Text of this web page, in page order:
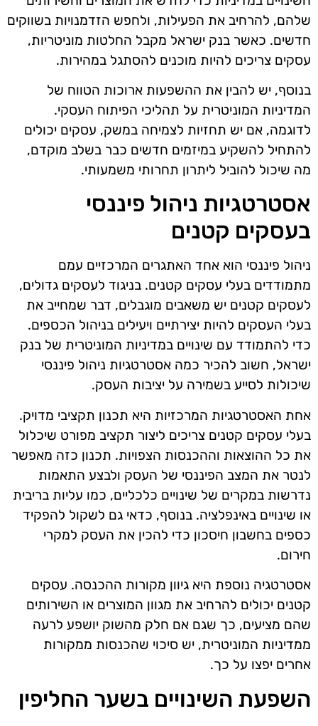
שלהם, להרחיב את הפעילות, ולחפש הזדמנויות בשווקים
חדשים. כאשר בנק ישראל מקבל החלטות מוניטריות,
עסקים צריכים להיות מוכנים להסתגל במהירות.
בנוסף, יש להבין את ההשפעות ארוכות הטווח של
המדיניות המוניטרית על תהליכי הפיתוח העסקי.
לדוגמה, אם יש תחזיות לצמיחה במשק, עסקים יכולים
להתחיל להשקיע במיזמים חדשים כבר בשלב מוקדם,
מה שיכול להוביל ליתרון תחרותי משמעותי.
אסטרטגיות ניהול פיננסי
בעסקים קטנים
ניהול פיננסי הוא אחד האתגרים המרכזיים עמם
מתמודדים בעלי עסקים קטנים. בניגוד לעסקים גדולים,
לעסקים קטנים יש משאבים מוגבלים, דבר שמחייב את
בעלי העסקים להיות יצירתיים ויעילים בניהול הכספים.
כדי להתמודד עם שינויים במדיניות המוניטרית של בנק
ישראל, חשוב להכיר כמה אסטרטגיות ניהול פיננסי
שיכולות לסייע בשמירה על יציבות העסק.
אחת האסטרטגיות המרכזיות היא תכנון תקציבי מדויק.
בעלי עסקים קטנים צריכים ליצור תקציב מפורט שיכלול
את כל ההוצאות וההכנסות הצפויות. תכנון כזה מאפשר
לנטר את המצב הפיננסי של העסק ולבצע התאמות
נדרשות במקרים של שינויים כלכליים, כמו עליות בריבית
או שינויים באינפלציה. בנוסף, כדאי גם לשקול להפקיד
כספים בחשבון חיסכון כדי להכין את העסק למקרי
חירום.
אסטרטגיה נוספת היא גיוון מקורות ההכנסה. עסקים
קטנים יכולים להרחיב את מגוון המוצרים או השירותים
שהם מציעים, כך שגם אם חלק מהשוק יושפע לרעה
ממדיניות המוניטרית, יש סיכוי שהכנסות ממקורות
אחרים יפצו על כך.
השפעת השינויים בשער החליפין